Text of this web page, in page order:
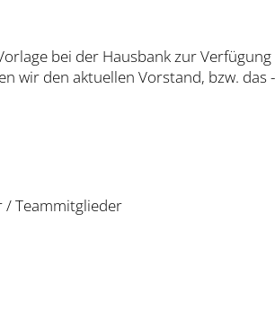
bei der Hausbank zur Verfügung
wir den aktuellen Vorstand, bzw. das
/ Teammitglieder